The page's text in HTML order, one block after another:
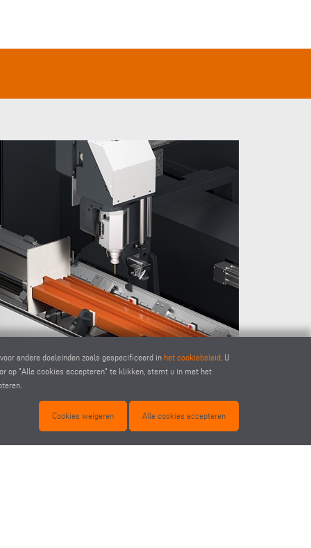
andere doeleinden zoals gespecificeerd in het cookiebeleid . U
op "Alle cookies accepteren" te klikken, stemt u in met het
Cookies weigeren Alle cookies accepteren